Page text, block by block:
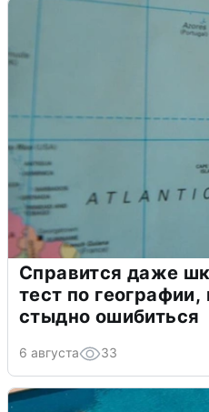
Справится даже
тест по
стыдно ошибиться
6 августа 33